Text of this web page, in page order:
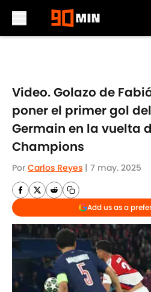
Video. Golazo de
poner el primer gol
Germain en la vuelta
Champions
Por Carlos Reyes | 7 may. 2025
Add us as a